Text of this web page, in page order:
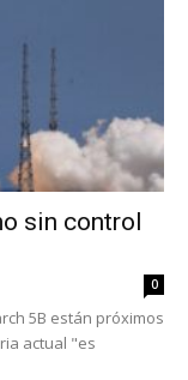
sin control
0
5B están próximos
actual "es